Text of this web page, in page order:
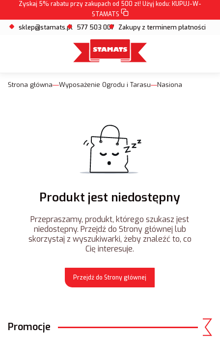
Zyskaj 5% rabatu przy zakupach od 500 zł! Użyj kodu: KUPUJ-W-
STAMATS
sklep@stamats.pl 577 503 007 Zakupy z terminem płatności
Strona główna Wyposażenie Ogrodu i Tarasu Nasiona
Produkt jest niedostępny
Przepraszamy, produkt, którego szukasz jest
niedostępny. Przejdź do Strony głównej lub
skorzystaj z wyszukiwarki, żeby znaleźć to, co
Cię interesuje.
Przejdź do Strony głównej
Promocje